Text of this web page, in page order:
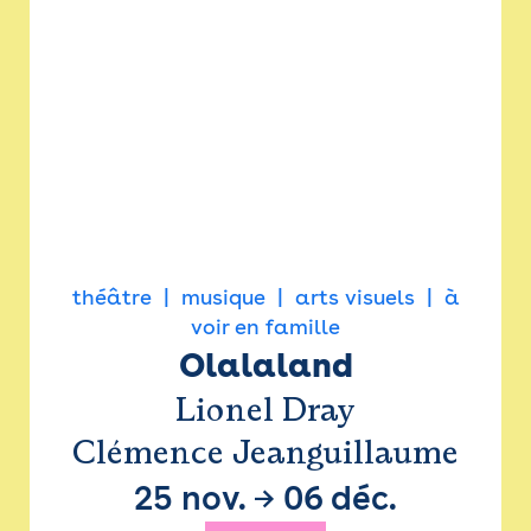
théâtre musique arts visuels
à
voir en famille
Olalaland
Lionel Dray
Clémence Jeanguillaume
25 nov. → 06 déc.